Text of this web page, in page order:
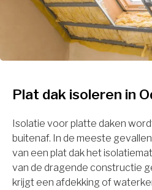
Plat dak isoleren in
Isolatie voor platte daken
buitenaf. In de meeste
van een plat dak het
van de dragende constructie
krijgt een afdekking of